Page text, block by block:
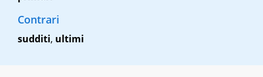
Contrari
sudditi, ultimi